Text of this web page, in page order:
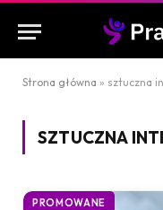
Strona główna » sztuczna
SZTUCZNA
PROMOWANE